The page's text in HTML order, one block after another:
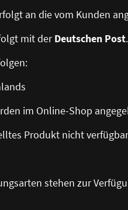
an die vom Kunden
mit derDeutschen Post.
im Online-Shop
Produkt nicht
stehen zur